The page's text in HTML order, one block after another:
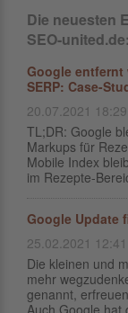
Die neuesten
SEO-
Google entfernt
SERP: Case-
20.07.2021 18:29
TL;DR: Google
Markups für
Mobile Index
im Rezepte-
Google Update
25.02.2021 12:41
Die kleinen und
mehr
genannt,
Auch Google hat